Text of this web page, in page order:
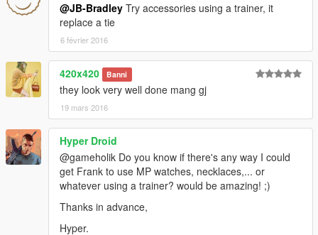
@JB-Bradley Try accessories using a trainer, it
replace a tie
6 février 2016
420x420 Banni
they look very well done mang gj
19 mars 2016
Hyper Droid
@gameholik Do you know if there's any way I could
get Frank to use MP watches, necklaces,... or
whatever using a trainer? would be amazing! ;)
Thanks in advance,
Hyper.